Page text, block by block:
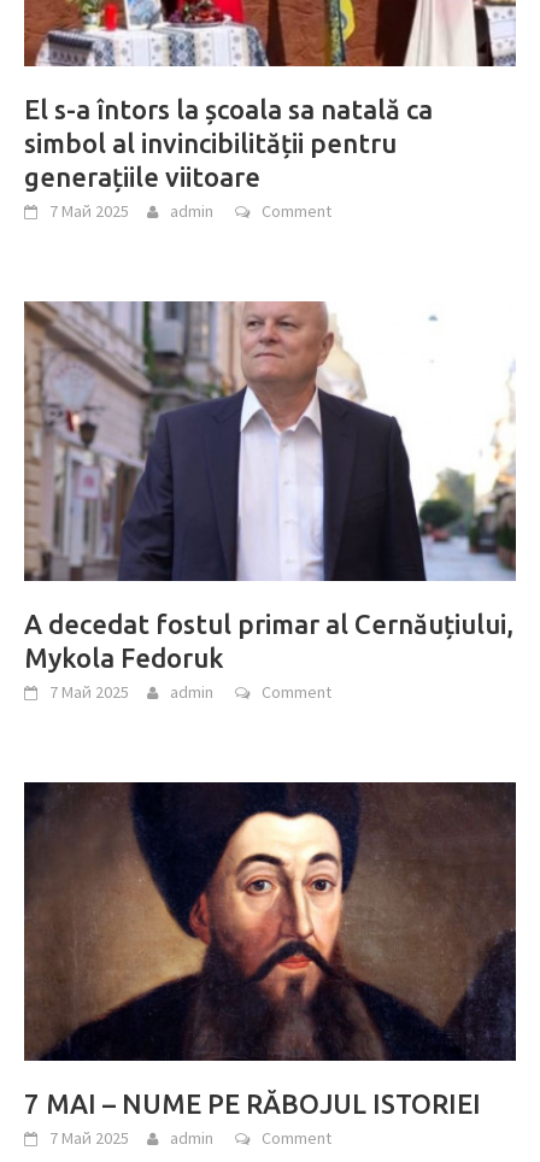
El s-a întors la școala sa natală ca
simbol al invincibilității pentru
generațiile viitoare
7 Май 2025 admin Comment
A decedat fostul primar al Cernăuțiului,
Mykola Fedoruk
7 Май 2025 admin Comment
7 MAI – NUME PE RĂBOJUL ISTORIEI
7 Май 2025 admin Comment